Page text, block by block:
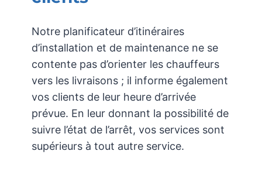
Notre planificateur d’itinéraires
d’installation et de maintenance ne se
contente pas d’orienter les chauffeurs
vers les livraisons ; il informe également
vos clients de leur heure d’arrivée
prévue. En leur donnant la possibilité de
suivre l’état de l’arrêt, vos services sont
supérieurs à tout autre service.